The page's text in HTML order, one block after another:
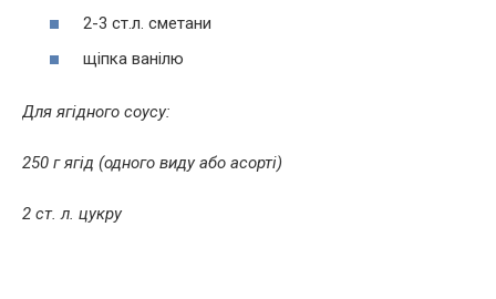
2-3 ст.л. сметани
щіпка ванілю
Для ягідного соусу:
250 г ягід (одного виду або асорті)
2 ст. л. цукру